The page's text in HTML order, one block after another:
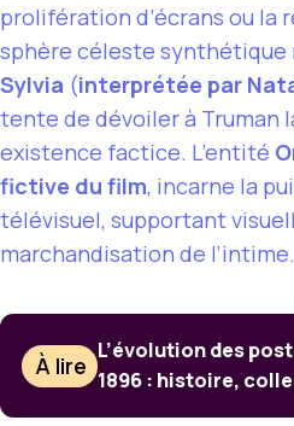
prolifération d’écrans ou la
sphère céleste synthétique
Sylvia (interprétée par
tente de dévoiler à Truman
existence factice. L’entité
fictive du film, incarne la
télévisuel, supportant
marchandisation de l’intime.
À lire
L’évolution des
1896 : histoire,